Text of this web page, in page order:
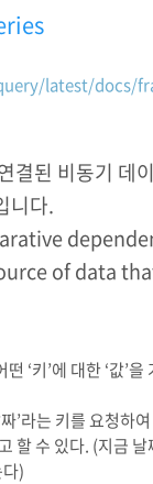
latest/docs/
결된 비동기 데
니다.
of data
‘키’에 대한 ‘값’
’라는 키를 요청하
할 수 있다. (지금
)